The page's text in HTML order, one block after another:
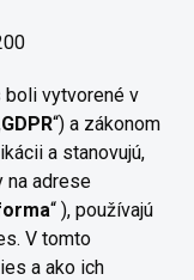
vytvorené v
GDPR“) a zákonom
a stanovujú,
na adrese
“ ), používajú
V tomto
a ako ich